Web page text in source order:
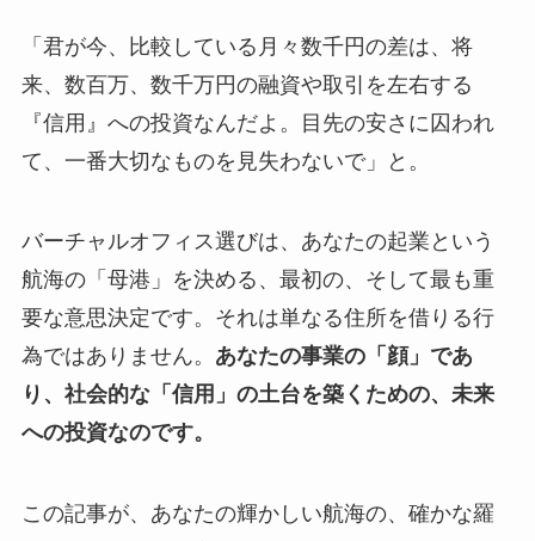
「君が今、比較している月々数千円の差は、将
来、数百万、数千万円の融資や取引を左右する
『信用』への投資なんだよ。目先の安さに囚われ
て、一番大切なものを見失わないで」と。
バーチャルオフィス選びは、あなたの起業という
航海の「母港」を決める、最初の、そして最も重
要な意思決定です。それは単なる住所を借りる行
為ではありません。 あなたの事業の「顔」であ
り、社会的な「信用」の土台を築くための、未来
への投資なのです。
この記事が、あなたの輝かしい航海の、確かな羅